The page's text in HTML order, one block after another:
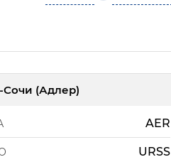
-Сочи (Адлер)
AER
URSS